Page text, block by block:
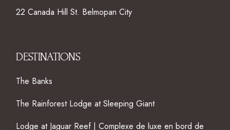
22 Canada Hill St. Belmopan City
DESTINATIONS
The Banks
The Rainforest Lodge at Sleeping Giant
Lodge at Jaguar Reef | Complexe de luxe en bord de